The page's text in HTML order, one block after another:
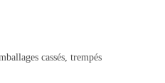
cassés, trempés